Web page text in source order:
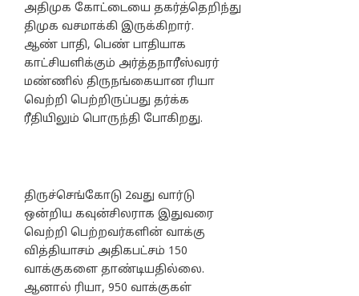
அதிமுக கோட்டையை தகர்த்தெறிந்து
திமுக வசமாக்கி இருக்கிறார்.
ஆண் பாதி, பெண் பாதியாக
காட்சியளிக்கும் அர்த்தநாரீஸ்வரர்
மண்ணில் திருநங்கையான ரியா
வெற்றி பெற்றிருப்பது தர்க்க
ரீதியிலும் பொருந்தி போகிறது.
திருச்செங்கோடு 2வது வார்டு
ஒன்றிய கவுன்சிலராக இதுவரை
வெற்றி பெற்றவர்களின் வாக்கு
வித்தியாசம் அதிகபட்சம் 150
வாக்குகளை தாண்டியதில்லை.
ஆனால் ரியா, 950 வாக்குகள்